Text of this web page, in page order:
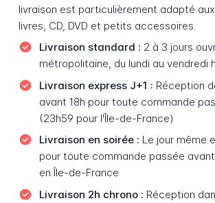
livraison est particulièrement adapté
livres, CD, DVD et petits accessoires.
Livraison standard : 2 à 3 jours
métropolitaine, du lundi au vendredi
Livraison express J+1 : Réception
avant 18h pour toute commande
(23h59 pour l'Île-de-France)
Livraison en soirée : Le jour même
pour toute commande passée
en Île-de-France
Livraison 2h chrono : Réception